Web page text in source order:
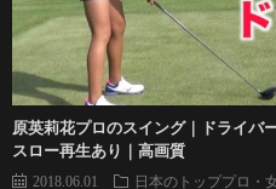
原英莉花プロのスイング｜ドライバ
スロー再生あり｜高画質
2018.06.01 日本のトッププロ・